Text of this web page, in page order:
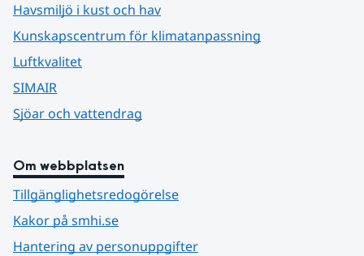
Havsmiljö i kust och hav
Kunskapscentrum för klimatanpassning
Luftkvalitet
SIMAIR
Sjöar och vattendrag
Om webbplatsen
Tillgänglighetsredogörelse
Kakor på smhi.se
Hantering av personuppgifter